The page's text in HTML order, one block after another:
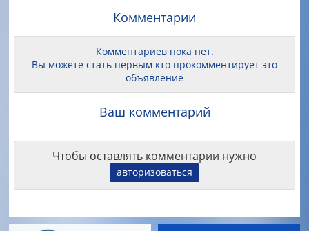
Комментарии
Комментариев пока нет.
Вы можете стать первым кто прокомментирует это
объявление
Ваш комментарий
Чтобы оставлять комментарии нужно
авторизоваться